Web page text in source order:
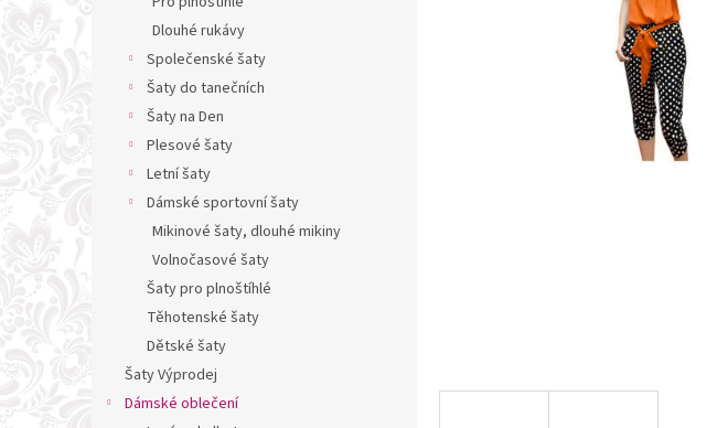
Dlouhé rukávy
Společenské šaty
Šaty do tanečních
Šaty na Den
Plesové šaty
Letní šaty
Dámské sportovní šaty
Mikinové šaty, dlouhé mikiny
Volnočasové šaty
Šaty pro plnoštíhlé
Těhotenské šaty
Dětské šaty
Šaty Výprodej
Dámské oblečení